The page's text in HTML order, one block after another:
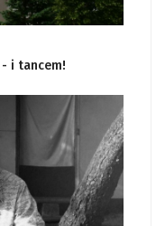
i tancem!